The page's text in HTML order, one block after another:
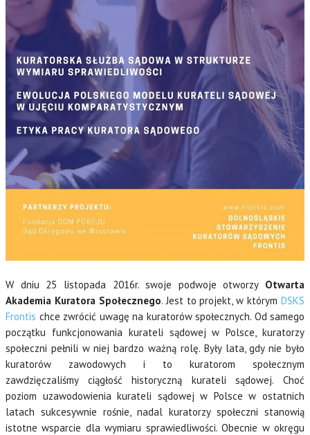
W dniu 25 listopada 2016r. swoje podwoje otworzy Otwarta
Akademia Kuratora Społecznego. Jest to projekt, w którym DSKS
Frontis chce zwrócić uwagę na kuratorów społecznych. Od samego
początku funkcjonowania kurateli sądowej w Polsce, kuratorzy
społeczni pełnili w niej bardzo ważną rolę. Były lata, gdy nie było
kuratorów zawodowych i to kuratorom społecznym
zawdzięczaliśmy ciągłość historyczną kurateli sądowej. Choć
poziom uzawodowienia kurateli sądowej w Polsce w ostatnich
latach sukcesywnie rośnie, nadal kuratorzy społeczni stanowią
istotne wsparcie dla wymiaru sprawiedliwości. Obecnie w okręgu